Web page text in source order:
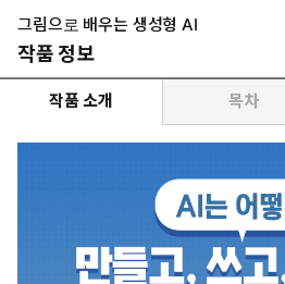
그림으로 배우는 생성형 AI
작품 정보
작품 소개 목차